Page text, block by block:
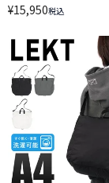
¥15,950税込